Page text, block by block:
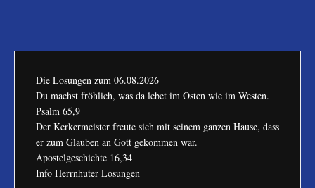
Die Losungen zum 06.08.2026
Du machst fröhlich, was da lebet im Osten wie im Westen.
Psalm 65,9
Der Kerkermeister freute sich mit seinem ganzen Hause, dass
er zum Glauben an Gott gekommen war.
Apostelgeschichte 16,34
Info Herrnhuter Losungen